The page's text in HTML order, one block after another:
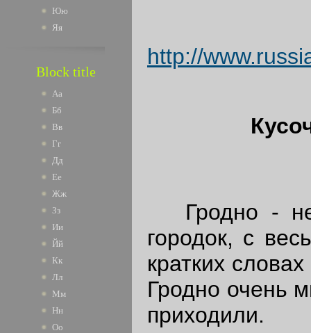
Юю
Яя
Block title
Аа
Бб
Вв
Гг
Дд
Ее
Жж
Зз
Ии
Йй
Кк
Лл
Мм
Нн
Оо
http://
Гродно -
городок, с
кратких
Гродно очень
приходили.